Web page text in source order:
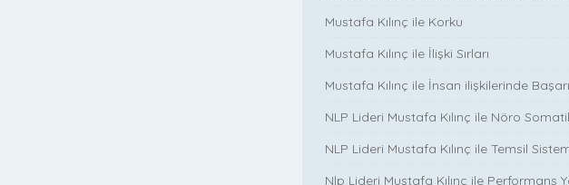
Mustafa Kılınç ile Korku
Mustafa Kılınç ile İlişki Sırları
Mustafa Kılınç ile İnsan ilişkilerinde
NLP Lideri Mustafa Kılınç ile Nöro
NLP Lideri Mustafa Kılınç ile Temsil
Nlp Lideri Mustafa Kılınç ile Performans